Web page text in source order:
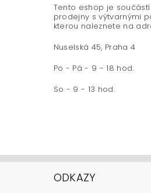
Tento eshop je
prodejny s výtvarnými
kterou naleznete na
Nuselská 45, Praha 4
Po - Pá - 9 - 18 hod.
So - 9 - 13 hod.
ODKAZY